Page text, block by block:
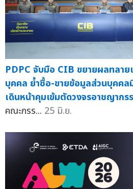
PDPC จับมือ CIB ขยายผลทลาย
บุคคล ย้ำซื้อ-ขายข้อมูลส่วนบุคค
เดินหน้าคุมเข้มตัดวงจรอาชญากร
คณะกรร... 25 มิ.ย.